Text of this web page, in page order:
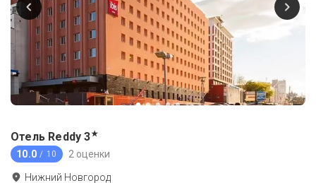
Отель Reddy 3★
10.0 / 10 2 оценки
Нижний Новгород